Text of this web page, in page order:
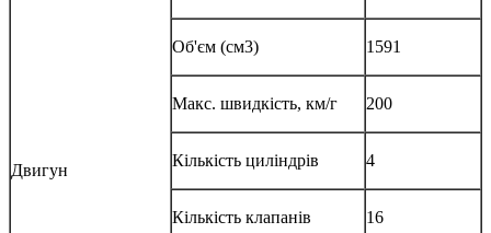
Двигун
Об'єм (см3) 1591
Макс. швидкість, км/г 200
Кількість циліндрів 4
Кількість клапанів 16